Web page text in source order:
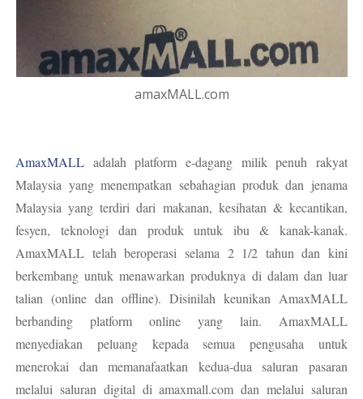
amaxMALL.com
AmaxMALL adalah platform e-dagang milik penuh rakyat
Malaysia yang menempatkan sebahagian produk dan jenama
Malaysia yang terdiri dari makanan, kesihatan & kecantikan,
fesyen, teknologi dan produk untuk ibu & kanak-kanak.
AmaxMALL telah beroperasi selama 2 1/2 tahun dan kini
berkembang untuk menawarkan produknya di dalam dan luar
talian (online dan offline). Disinilah keunikan AmaxMALL
berbanding platform online yang lain. AmaxMALL
menyediakan peluang kepada semua pengusaha untuk
menerokai dan memanafaatkan kedua-dua saluran pasaran
melalui saluran digital di amaxmall.com dan melalui saluran